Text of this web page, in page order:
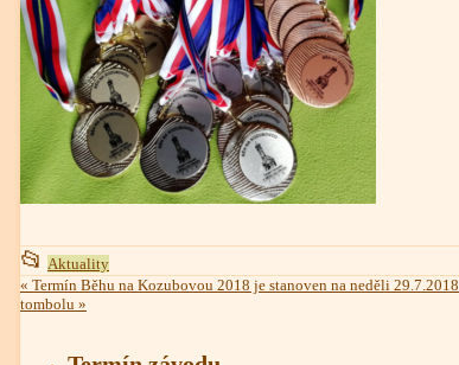
📂 This
entry
was
Aktuality
« Termín Běhu na Kozubovou 2018 je stanoven na neděli 29.7.2018
tombolu »